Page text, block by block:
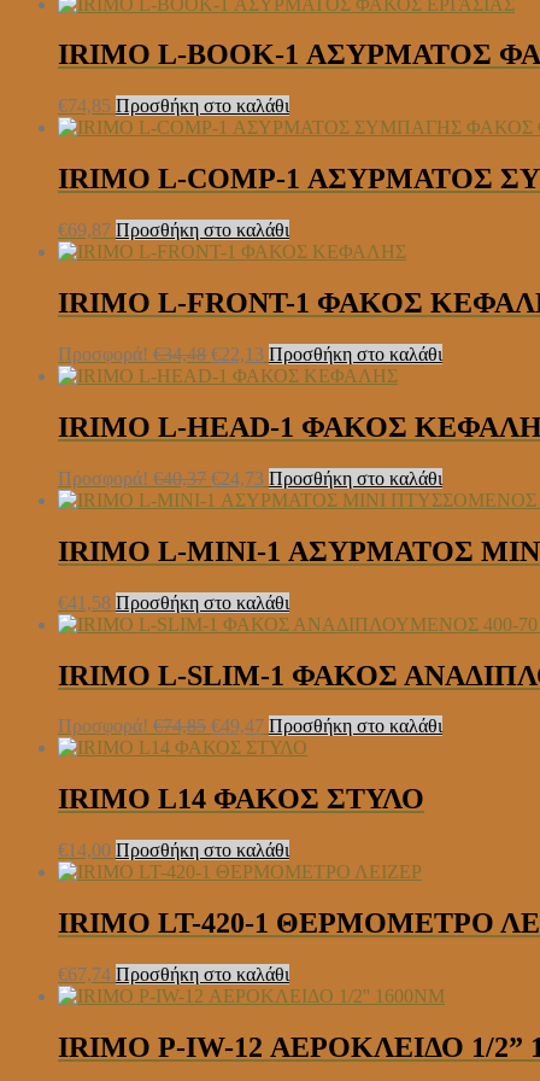
IRIMO L-BOOK-1 ΑΣΥΡΜΑΤΟΣ
€74,85 Προσθήκη στο καλάθι
IRIMO L-COMP-1 ΑΣΥΡΜΑΤΟΣ
€69,87 Προσθήκη στο καλάθι
IRIMO L-FRONT-1 ΦΑΚΟΣ
Προσφορά! €34,48 Original
price
€34,48.
€22,13 Η
τρέχουσα
είναι:
€22,13.
Προσθήκη στο καλάθι
IRIMO L-HEAD-1 ΦΑΚΟΣ
Προσφορά! €40,37 Original
price
€40,37.
€24,73 Η
τρέχουσα
είναι:
€24,73.
Προσθήκη στο καλάθι
IRIMO L-MINI-1 ΑΣΥΡΜΑΤΟΣ
€41,58 Προσθήκη στο καλάθι
IRIMO L-SLIM-1 ΦΑΚΟΣ
Προσφορά! €74,85 Original
price
€74,85.
€49,47Η
τρέχουσα
είναι:
€49,47.
Προσθήκη στο καλάθι
IRIMO L14 ΦΑΚΟΣ ΣΤΥΛΟ
€14,00 Προσθήκη στο καλάθι
IRIMO LT-420-1 ΘΕΡΜΟΜΕΤΡΟ
€67,74 Προσθήκη στο καλάθι
IRIMO P-IW-12 ΑΕΡΟΚΛΕΙΔΟ 1/2”